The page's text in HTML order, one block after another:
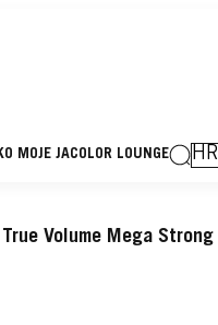
MOJE JACOLOR LOUNGE HR
True Volume Mega Strong